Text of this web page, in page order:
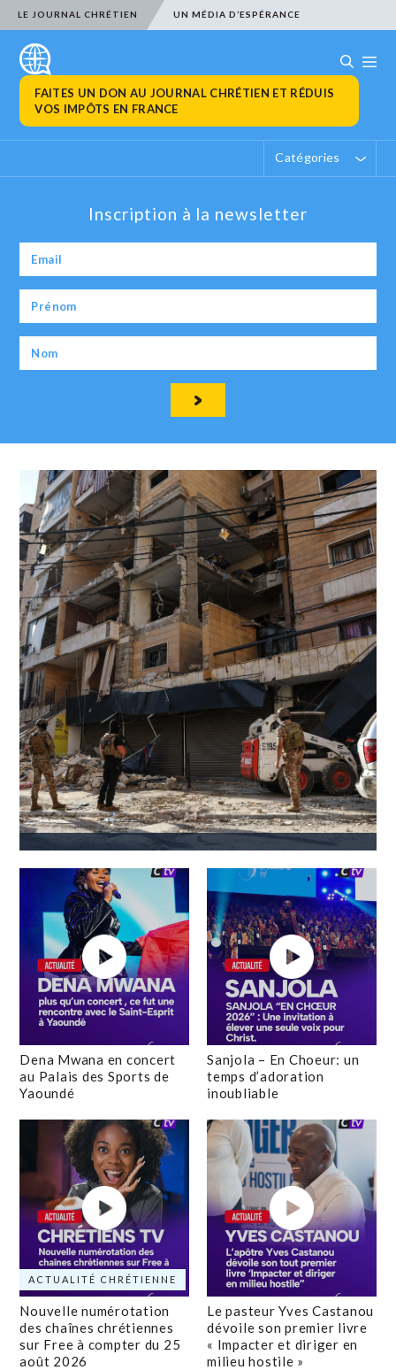
LE JOURNAL CHRÉTIEN UN MÉDIA D’ESPÉRANCE
FAITES UN DON AU JOURNAL CHRÉTIEN ET RÉDUIS
VOS IMPÔTS EN FRANCE
Catégories
Inscription à la newsletter
Dena Mwana en concert
au Palais des Sports de
Yaoundé
Sanjola – En Choeur: un
temps d’adoration
inoubliable
ACTUALITÉ CHRÉTIENNE
Nouvelle numérotation
des chaînes chrétiennes
sur Free à compter du 25
août 2026
Le pasteur Yves Castanou
dévoile son premier livre
« Impacter et diriger en
milieu hostile »